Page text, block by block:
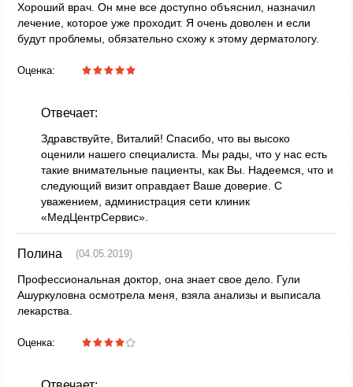
Хороший врач. Он мне все доступно объяснил, назначил
лечение, которое уже проходит. Я очень доволен и если
будут проблемы, обязательно схожу к этому дерматологу.
Оценка:
Отвечает:
Здравствуйте, Виталий! Спасибо, что вы высоко
оценили нашего специалиста. Мы рады, что у нас есть
такие внимательные пациенты, как Вы. Надеемся, что и
следующий визит оправдает Ваше доверие. С
уважением, администрация сети клиник
«МедЦентрСервис».
Полина (04.05.2019)
Профессиональная доктор, она знает свое дело. Гули
Ашуркуловна осмотрела меня, взяла анализы и выписала
лекарства.
Оценка: